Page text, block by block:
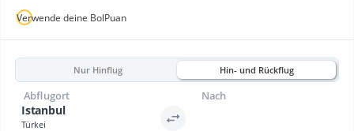
Verwende deine BolPuan
Nur Hinflug Hin- und Rückflug
Istanbul
Türkei
Abflugort Nach